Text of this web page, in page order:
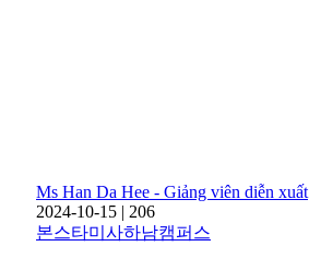
Ms Han Da Hee - Giảng viên diễn xuất
2024-10-15 | 206
본스타미사하남캠퍼스